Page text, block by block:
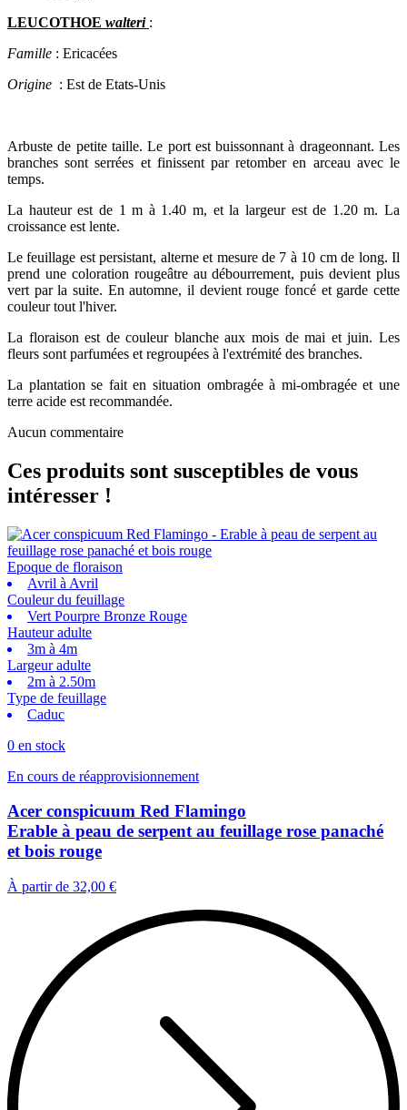
LEUCOTHOE walteri :
Famille : Ericacées
Origine : Est de Etats-Unis
Arbuste de petite taille. Le port est buissonnant à drageonnant. Les
branches sont serrées et finissent par retomber en arceau avec le
temps.
La hauteur est de 1 m à 1.40 m, et la largeur est de 1.20 m. La
croissance est lente.
Le feuillage est persistant, alterne et mesure de 7 à 10 cm de long. Il
prend une coloration rougeâtre au débourrement, puis devient plus
vert par la suite. En automne, il devient rouge foncé et garde cette
couleur tout l'hiver.
La floraison est de couleur blanche aux mois de mai et juin. Les
fleurs sont parfumées et regroupées à l'extrémité des branches.
La plantation se fait en situation ombragée à mi-ombragée et une
terre acide est recommandée.
Aucun commentaire
Ces produits sont susceptibles de vous
intéresser !
Epoque de floraison
Avril à Avril
Couleur du feuillage
Vert Pourpre Bronze Rouge
Hauteur adulte
3m à 4m
Largeur adulte
2m à 2.50m
Type de feuillage
Caduc
0 en stock
En cours de réapprovisionnement
Acer conspicuum Red Flamingo
Erable à peau de serpent au feuillage rose panaché
et bois rouge
À partir de 32,00 €